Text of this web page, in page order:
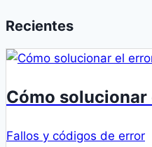
Recientes
Cómo solucionar
Fallos y códigos de error